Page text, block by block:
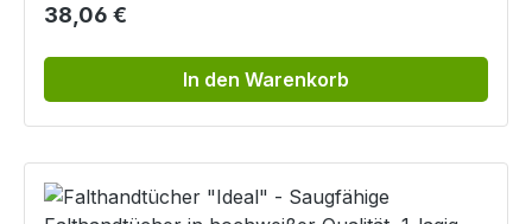
Regulärer Preis:
38,06 €
In den Warenkorb